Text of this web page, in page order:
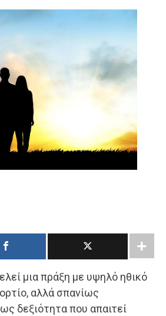
μια πράξη με υψηλό ηθικό
αλλά σπανίως
δεξιότητα που απαιτεί